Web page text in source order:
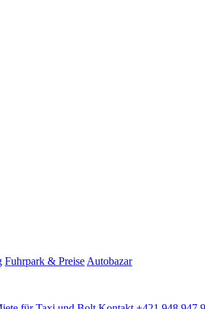
Fuhrpark & Preise Autobazar